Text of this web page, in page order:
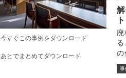
今すぐこの事例をダウンロード
あとでまとめてダウンロード
の
処
な
事